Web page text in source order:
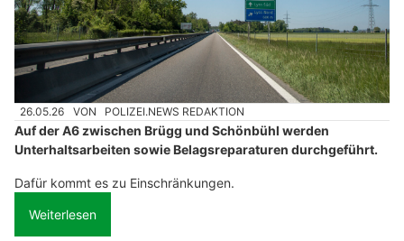
26.05.26 VON POLIZEI.NEWS REDAKTION
Auf der A6 zwischen Brügg und Schönbühl werden
Unterhaltsarbeiten sowie Belagsreparaturen durchgeführt.
Dafür kommt es zu Einschränkungen.
Weiterlesen